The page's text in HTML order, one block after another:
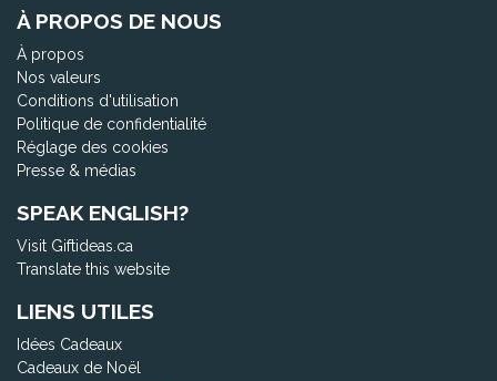
À PROPOS DE NOUS
À propos
Nos valeurs
Conditions d'utilisation
Politique de confidentialité
Réglage des cookies
Presse & médias
SPEAK ENGLISH?
Visit Giftideas.ca
Translate this website
LIENS UTILES
Idées Cadeaux
Cadeaux de Noël